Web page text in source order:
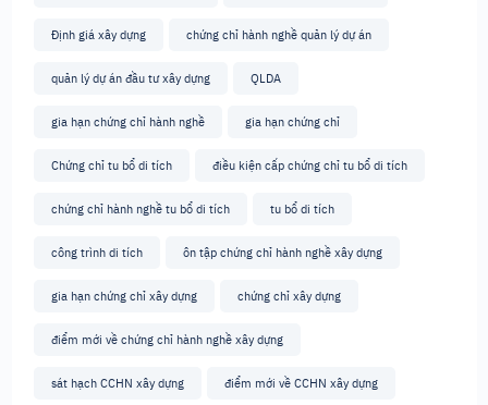
Định giá xây dựng chứng chỉ hành nghề quản lý dự án
quản lý dự án đầu tư xây dựng QLDA
gia hạn chứng chỉ hành nghề gia hạn chứng chỉ
Chứng chỉ tu bổ di tích điều kiện cấp chứng chỉ tu bổ di tích
chứng chỉ hành nghề tu bổ di tích tu bổ di tích
công trình di tích ôn tập chứng chỉ hành nghề xây dựng
gia hạn chứng chỉ xây dựng chứng chỉ xây dựng
điểm mới về chứng chỉ hành nghề xây dựng
sát hạch CCHN xây dựng điểm mới về CCHN xây dựng